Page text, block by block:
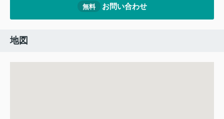
無料 お問い合わせ
地図